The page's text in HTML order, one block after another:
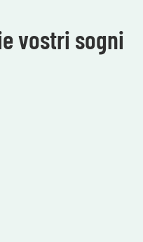
vostri sogni